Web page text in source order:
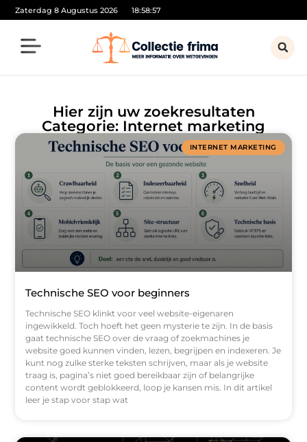
Zaterdag 8 Augustus 2026 18:58:57
Hier zijn uw zoekresultaten
Categorie: Internet marketing
INTERNET MARKETING
Technische SEO voor beginners
Technische SEO klinkt voor veel website-eigenaren
ingewikkeld. Toch hoeft het geen mysterie te zijn. In de basis
gaat technische SEO over de vraag of zoekmachines je
website goed kunnen vinden, lezen, begrijpen en indexeren. Je
kunt nog zulke sterke teksten schrijven, maar als je website
traag is, pagina’s niet goed bereikbaar zijn of belangrijke
content wordt geblokkeerd, loop je kansen mis. In dit artikel
leer je stap voor stap wat